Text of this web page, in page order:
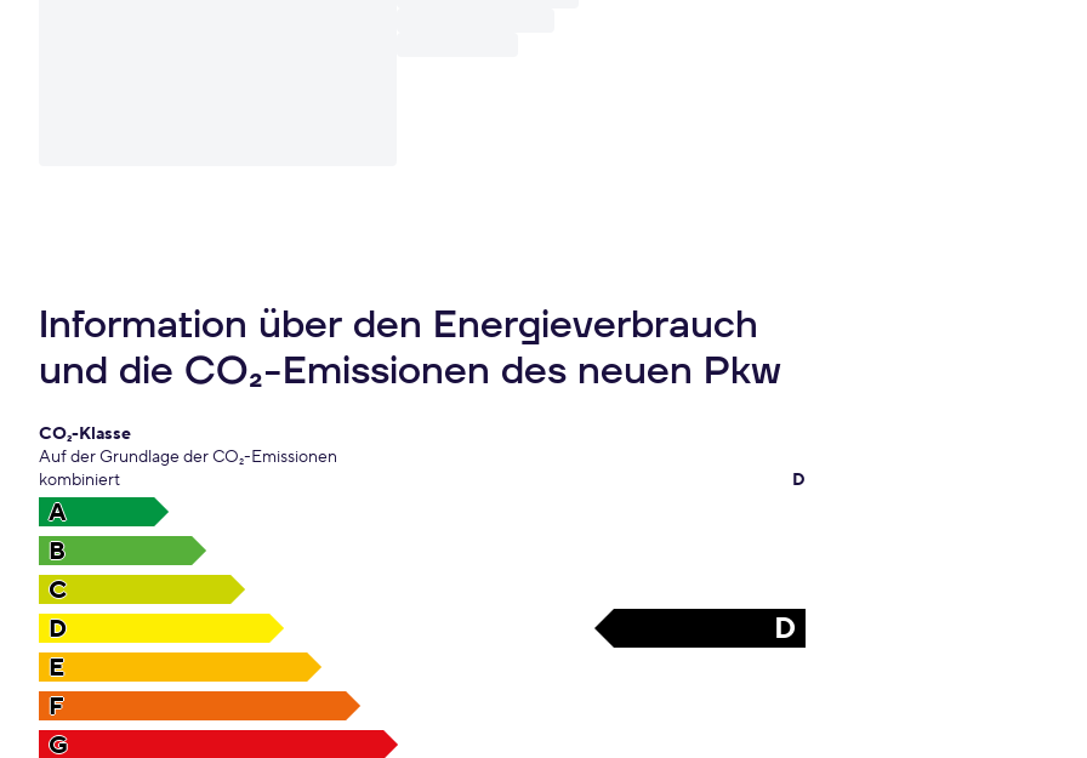
Information über den Energieverbrauch
und die CO₂-Emissionen des neuen Pkw
CO₂-Klasse
Auf der Grundlage der CO₂-Emissionen
kombiniert
D
A
B
C
D
D
E
F
G